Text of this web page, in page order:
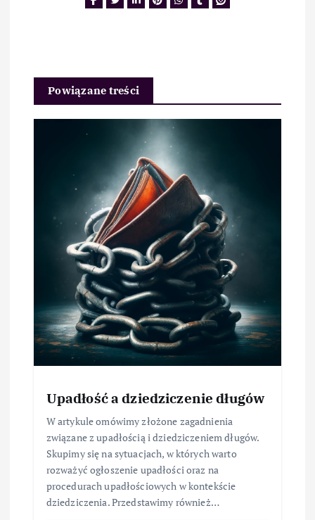
Powiązane treści
Upadłość a dziedziczenie długów
W artykule omówimy złożone zagadnienia
związane z upadłością i dziedziczeniem długów.
Skupimy się na sytuacjach, w których warto
rozważyć ogłoszenie upadłości oraz na
procedurach upadłościowych w kontekście
dziedziczenia. Przedstawimy również…